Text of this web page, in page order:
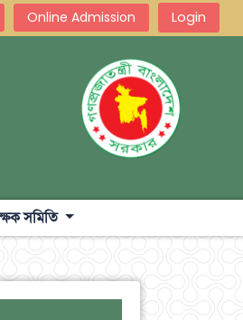
Online Admission Login
সমিতি